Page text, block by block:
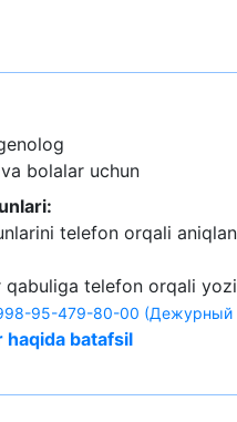
bolalar uchun
telefon orqali
qabuliga telefon orqali
95-479-80-00 (Дежурный
haqida batafsil